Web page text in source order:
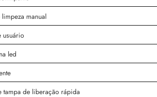
manual
usuário
led
tampa de liberação rápida